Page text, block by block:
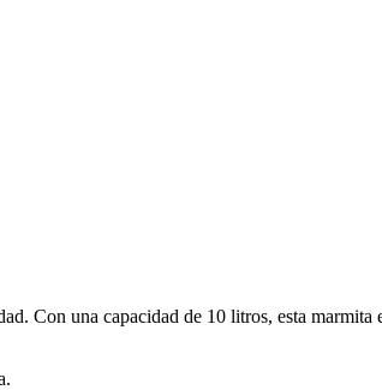
Con una capacidad de 10 litros, esta marmita